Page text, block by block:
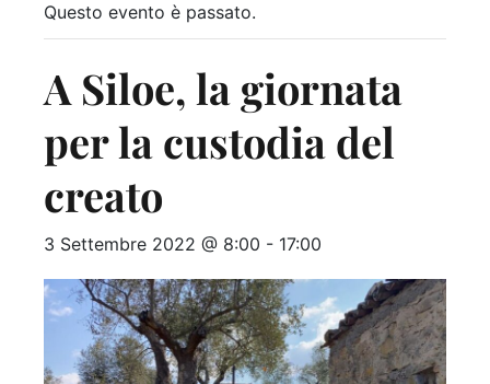
Questo evento è passato.
A Siloe, la giornata
per la custodia del
creato
3 Settembre 2022 @ 8:00 - 17:00